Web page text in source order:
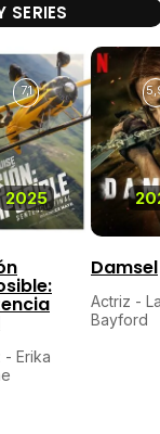
SERIES
2025
7,1
- Erika
Damsel
Actriz -
Bayford